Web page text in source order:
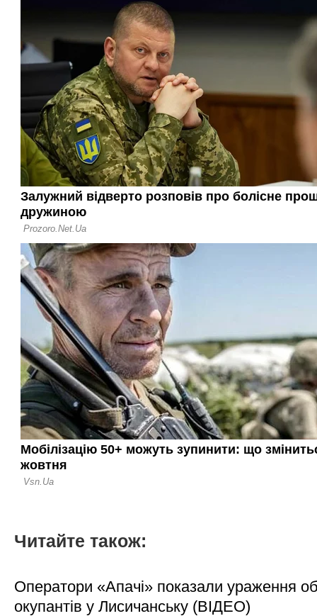
Читайте також:
Оператори «Апачі» показали ураження
окупантів у Лисичанську (ВІДЕО)